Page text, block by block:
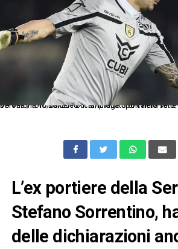
Db Verona 10/03/2018 - campionato di calcio serie A / Hellas Verona-Chievo Verona / foto Daniele Buffa/
L’ex portiere della
Stefano Sorrentino,
delle dichiarazioni